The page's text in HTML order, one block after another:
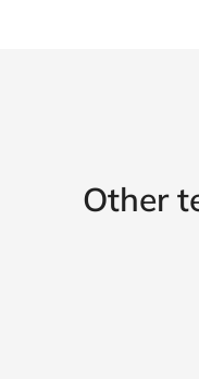
Other